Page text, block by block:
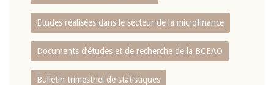
Etudes réalisées dans le secteur de la microfinance
Documents d’études et de recherche de la BCEAO
Bulletin trimestriel de statistiques